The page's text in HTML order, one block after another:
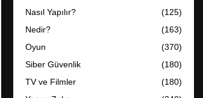
Nasıl Yapılır?
(125)
Nedir?
(163)
Oyun
(370)
Siber Güvenlik
(180)
TV ve Filmler
(180)